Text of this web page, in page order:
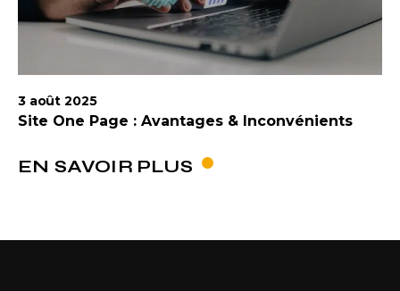
3 août 2025
Site One Page : Avantages & Inconvénients
EN SAVOIR PLUS